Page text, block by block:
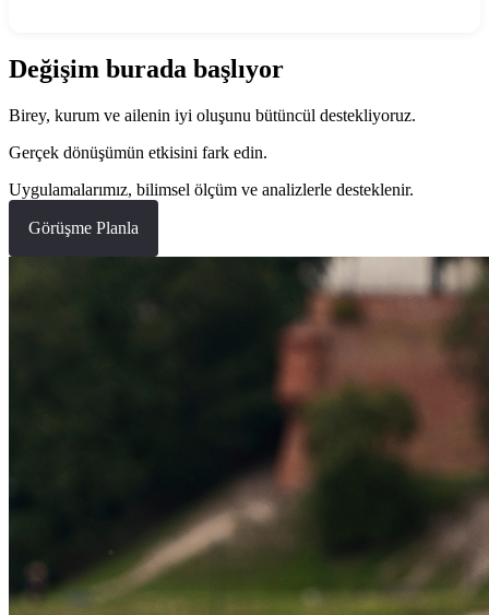
Değişim burada başlıyor
Birey, kurum ve ailenin iyi oluşunu bütüncül destekliyoruz.
Gerçek dönüşümün etkisini fark edin.
Uygulamalarımız, bilimsel ölçüm ve analizlerle desteklenir.
Görüşme Planla